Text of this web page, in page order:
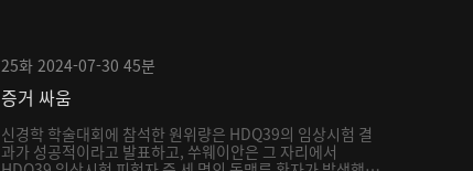
25화 2024-07-30 45분
증거 싸움
신경학 학술대회에 참석한 원위량은 HDQ39의 임상시험 결
과가 성공적이라고 발표하고, 쑤웨이안은 그 자리에서